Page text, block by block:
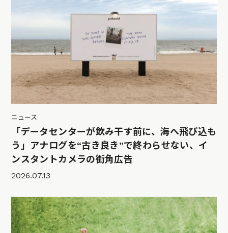
ニュース
「データセンターが飲み干す前に、海へ飛び込も
う」アナログを“古き良き”で終わらせない、イ
ンスタントカメラの街角広告
2026.07.13